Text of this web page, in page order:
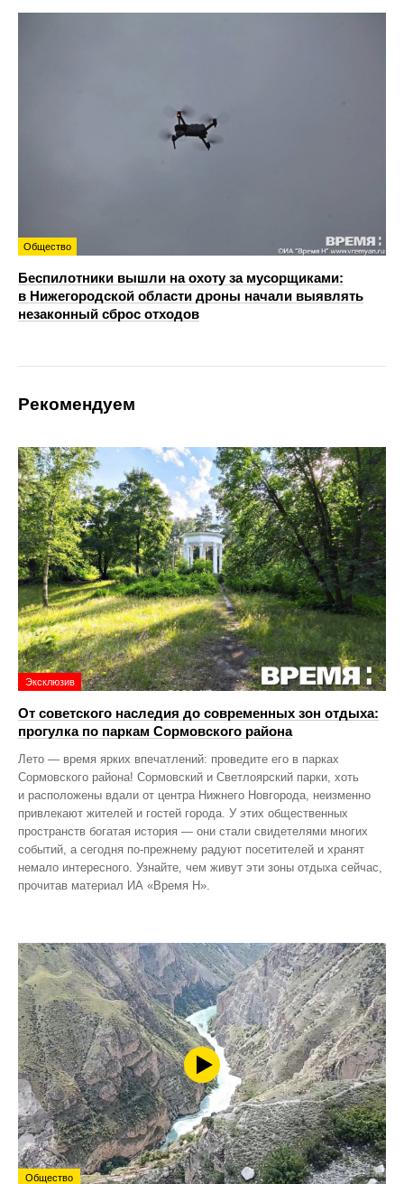
Общество
Беспилотники вышли на охоту за мусорщиками:
в Нижегородской области дроны начали выявлять
незаконный сброс отходов
Рекомендуем
Эксклюзив
От советского наследия до современных зон отдыха:
прогулка по паркам Сормовского района
Лето — время ярких впечатлений: проведите его в парках
Сормовского района! Сормовский и Светлоярский парки, хоть
и расположены вдали от центра Нижнего Новгорода, неизменно
привлекают жителей и гостей города. У этих общественных
пространств богатая история — они стали свидетелями многих
событий, а сегодня по‑прежнему радуют посетителей и хранят
немало интересного. Узнайте, чем живут эти зоны отдыха сейчас,
прочитав материал ИА «Время Н».
Общество